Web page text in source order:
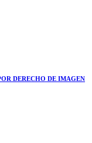
DERECHO DE IMAGEN